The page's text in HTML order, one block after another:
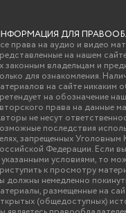
ДЛЯ
права на аудио и видео
на нашем
законным владельцам и
для ознакомления.
на сайте никаким
на обозначение
права на данные
не несут
последствия
запрещенных Уголовным
Федерации. Если
указанными условиями, то
к просмотру
должны немедленно
размещенные на
(общедоступных)